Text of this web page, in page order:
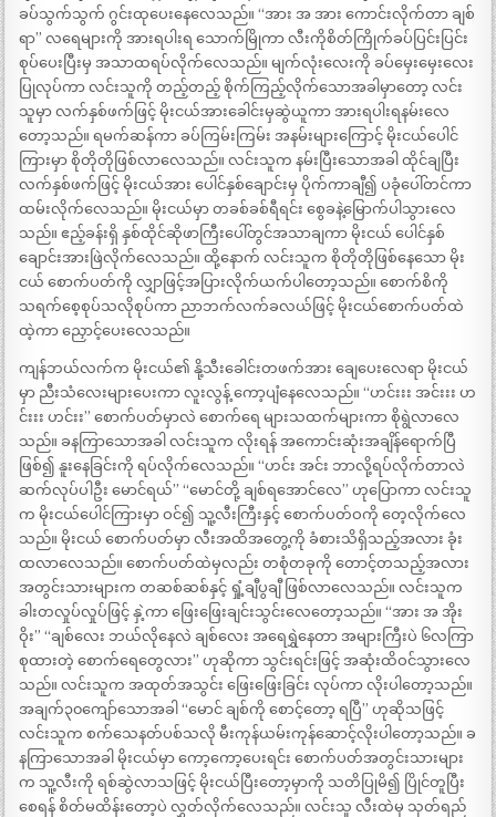
ခပ်သွက်သွက် ဂွင်းထုပေးနေလေသည်။ “အား အ အား ကောင်းလိုက်တာ ချစ်
ရာ” လရေများကို အားရပါးရ သောက်မြိုကာ လီးကိုစိတ်ကြိုက်ခပ်ပြင်းပြင်း
စုပ်ပေးပြီးမှ အသာထရပ်လိုက်လေသည်။ မျက်လုံးလေးကို ခပ်မှေးမှေးလေး
ပြုလုပ်ကာ လင်းသူကို တည့်တည့် စိုက်ကြည့်လိုက်သောအခါမှာတော့ လင်း
သူမှာ လက်နှစ်ဖက်ဖြင့် မိုးငယ်အားခေါင်းမှဆွဲယူကာ အားရပါးရနမ်းလေ
တော့သည်။ ရမက်ဆန်ကာ ခပ်ကြမ်းကြမ်း အနမ်းများကြောင့် မိုးငယ်ပေါင်
ကြားမှာ စိုတိုတိုဖြစ်လာလေသည်။ လင်းသူက နမ်းပြီးသောအခါ ထိုင်ချပြီး
လက်နှစ်ဖက်ဖြင့် မိုးငယ်အား ပေါင်နှစ်ချောင်းမှ ပိုက်ကာချီ၍ ပခုံပေါ်တင်ကာ
ထမ်းလိုက်လေသည်။ မိုးငယ်မှာ တခစ်ခစ်ရီရင်း စွေခနဲ့မြောက်ပါသွားလေ
သည်။ ဧည့်ခန်းရှိ နှစ်ထိုင်ဆိုဖာကြီးပေါ်တွင်အသာချကာ မိုးငယ် ပေါင်နှစ်
ချောင်းအားဖြဲလိုက်လေသည်။ ထို့နောက် လင်းသူက စိုတိုတိုဖြစ်နေသော မိုး
ငယ် စောက်ပတ်ကို လျှာဖြင့်အပြားလိုက်ယက်ပါတော့သည်။ စောက်စိကို
သရက်စေ့စုပ်သလိုစုပ်ကာ ညာဘက်လက်ခလယ်ဖြင့် မိုးငယ်စောက်ပတ်ထဲ
ထဲ့ကာ ညှောင့်ပေးလေသည်။
ကျန်ဘယ်လက်က မိုးငယ်၏ နို့သီးခေါင်းတဖက်အား ချေပေးလေရာ မိုးငယ်
မှာ ညီးသံလေးများပေးကာ လူးလွန့် ကော့ပျံနေလေသည်။ “ဟင်းးး အင်းးး ဟ
င်းးး ဟင်းး” စောက်ပတ်မှာလဲ စောက်ရေ များသထက်များကာ စိုရွဲလာလေ
သည်။ ခနကြာသောအခါ လင်းသူက လိုးရန် အကောင်းဆုံးအချိန်ရောက်ပြီ
ဖြစ်၍ နူးနေခြင်းကို ရပ်လိုက်လေသည်။ “ဟင်း အင်း ဘာလို့ရပ်လိုက်တာလဲ
ဆက်လုပ်ပါဦး မောင်ရယ်” “မောင်တို့ ချစ်ရအောင်လေ” ဟုပြောကာ လင်းသူ
က မိုးငယ်ပေါင်ကြားမှာ ဝင်၍ သူ့လီးကြီးနှင့် စောက်ပတ်ဝကို တေ့လိုက်လေ
သည်။ မိုးငယ် စောက်ပတ်မှာ လီးအထိအတွေ့ကို ခံစားသိရှိသည့်အလား ခုံး
ထလာလေသည်။ စောက်ပတ်ထဲမှလည်း တစုံတခုကို တောင့်တသည့်အလား
အတွင်းသားများက တဆစ်ဆစ်နှင့် ရှုံ့ချီပွချီ ဖြစ်လာလေသည်။ လင်းသူက
ခါးတလှုပ်လှုပ်ဖြင့် နှဲ့ကာ ဖြေးဖြေးချင်းသွင်းလေတော့သည်။ “အား အ အိုး
ဝိုး” “ချစ်လေး ဘယ်လိုနေလဲ ချစ်လေး အရေရွှဲနေတာ အများကြီးပဲ ၆လကြာ
စုထားတဲ့ စောက်ရေတွေလား” ဟုဆိုကာ သွင်းရင်းဖြင့် အဆုံးထိဝင်သွားလေ
သည်။ လင်းသူက အထုတ်အသွင်း ဖြေးဖြေးခြင်း လုပ်ကာ လိုးပါတော့သည်။
အချက်၃၀ကျော်သောအခါ “မောင် ချစ်ကို စောင့်တော့ ရပြီ” ဟုဆိုသဖြင့်
လင်းသူက စက်သေနတ်ပစ်သလို မီးကုန်ယမ်းကုန်ဆောင့်လိုးပါတော့သည်။ ခ
နကြာသောအခါ မိုးငယ်မှာ ကော့ကော့ပေးရင်း စောက်ပတ်အတွင်းသားများ
က သူ့လီးကို ရစ်ဆွဲလာသဖြင့် မိုးငယ်ပြီးတော့မှာကို သတိပြုမိ၍ ပြိုင်တူပြီး
စေရန် စိတ်မထိန်းတော့ပဲ လွှတ်လိုက်လေသည်။ လင်းသူ လီးထဲမှ သုတ်ရည်